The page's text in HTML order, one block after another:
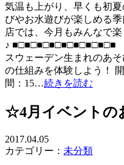
気温も上がり、早くも初
びやお水遊びが楽しめる
店では、今月もみんなで
♪ ■□■□■□■□■□■□■□■□■
スウェーデン生まれのあ
の仕組みを体験しよう！
間：15…続きを読む
☆4月イベントの
2017.04.05
カテゴリー： 未分類